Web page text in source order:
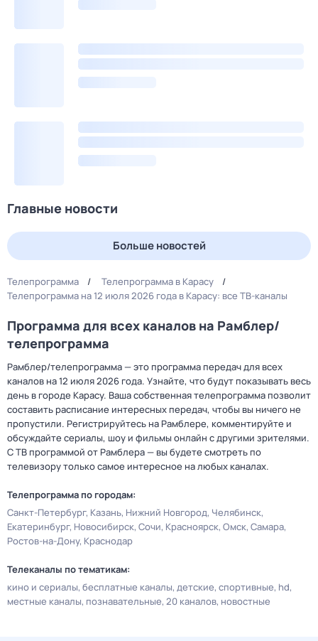
Главные новости
Больше новостей
Телепрограмма
Телепрограмма в Карасу
Телепрограмма на 12 июля 2026 года в Карасу: все ТВ-каналы
Программа для всех каналов на Рамблер/
телепрограмма
Рамблер/телепрограмма — это программа передач для всех
каналов на 12 июля 2026 года. Узнайте, что будут показывать весь
день в городе Карасу. Ваша собственная телепрограмма позволит
составить расписание интересных передач, чтобы вы ничего не
пропустили. Регистрируйтесь на Рамблере, комментируйте и
обсуждайте сериалы, шоу и фильмы онлайн с другими зрителями.
С ТВ программой от Рамблера — вы будете смотреть по
телевизору только самое интересное на любых каналах.
Телепрограмма по городам:
Санкт-Петербург Казань Нижний Новгород Челябинск
Екатеринбург Новосибирск Сочи Красноярск Омск Самара
Ростов-на-Дону Краснодар
Телеканалы по тематикам:
кино и сериалы бесплатные каналы детские спортивные hd
местные каналы познавательные 20 каналов новостные